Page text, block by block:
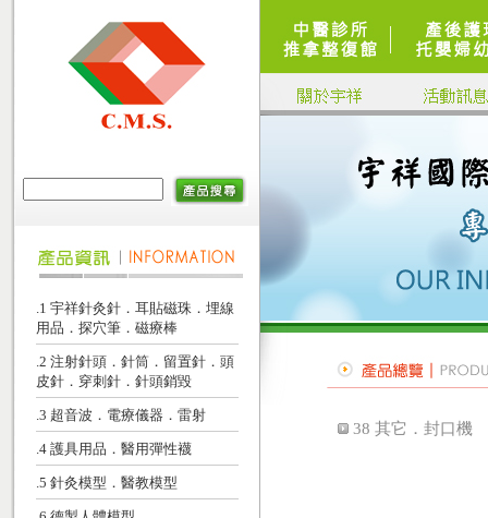
.1 宇祥針灸針．耳貼磁珠．埋線
用品．探穴筆．磁療棒
.2 注射針頭．針筒．留置針．頭
皮針．穿刺針．針頭銷毀
.3 超音波．電療儀器．雷射
.4 護具用品．醫用彈性襪
.5 針灸模型．醫教模型
38 其它．封口機